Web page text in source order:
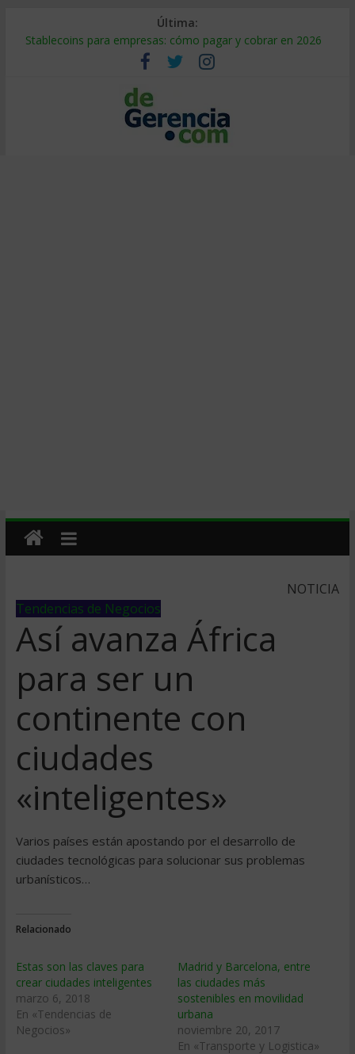
Última:
Stablecoins para empresas: cómo pagar y cobrar en 2026
Despido silencioso: qué es y por qué sale tan caro
IA en selección de personal: cómo auditarla a tiempo
Trabajo forzoso en la cadena de suministro: qué hacer
Mercado hispano de EE. UU.: cómo segmentarlo y venderle
NOTICIA
Tendencias de Negocios
Así avanza África
para ser un
continente con
ciudades
«inteligentes»
Varios países están apostando por el desarrollo de
ciudades tecnológicas para solucionar sus problemas
urbanísticos…
Relacionado
Estas son las claves para
crear ciudades inteligentes
marzo 6, 2018
En «Tendencias de
Negocios»
Madrid y Barcelona, entre
las ciudades más
sostenibles en movilidad
urbana
noviembre 20, 2017
En «Transporte y Logistica»